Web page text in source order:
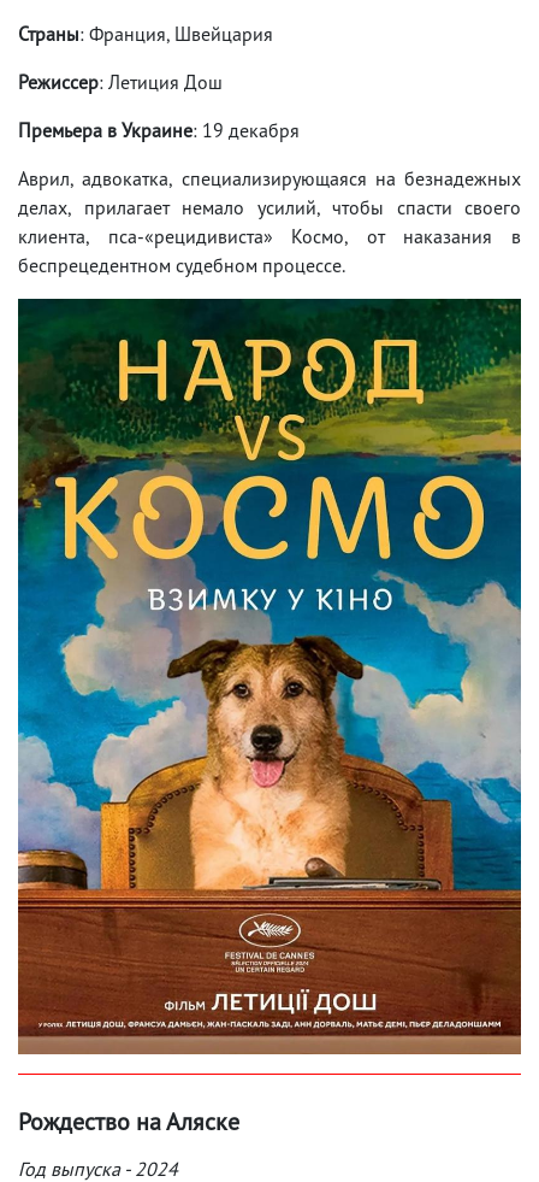
Страны: Франция, Швейцария
Режиссер: Летиция Дош
Премьера в Украине: 19 декабря
Аврил, адвокатка, специализирующаяся на безнадежных
делах, прилагает немало усилий, чтобы спасти своего
клиента, пса-«рецидивиста» Космо, от наказания в
беспрецедентном судебном процессе.
Рождество на Аляске
Год выпуска - 2024